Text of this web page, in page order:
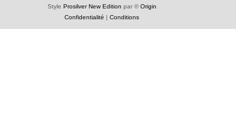
Style Prosilver New Edition par ©Origin
Confidentialité
Conditions